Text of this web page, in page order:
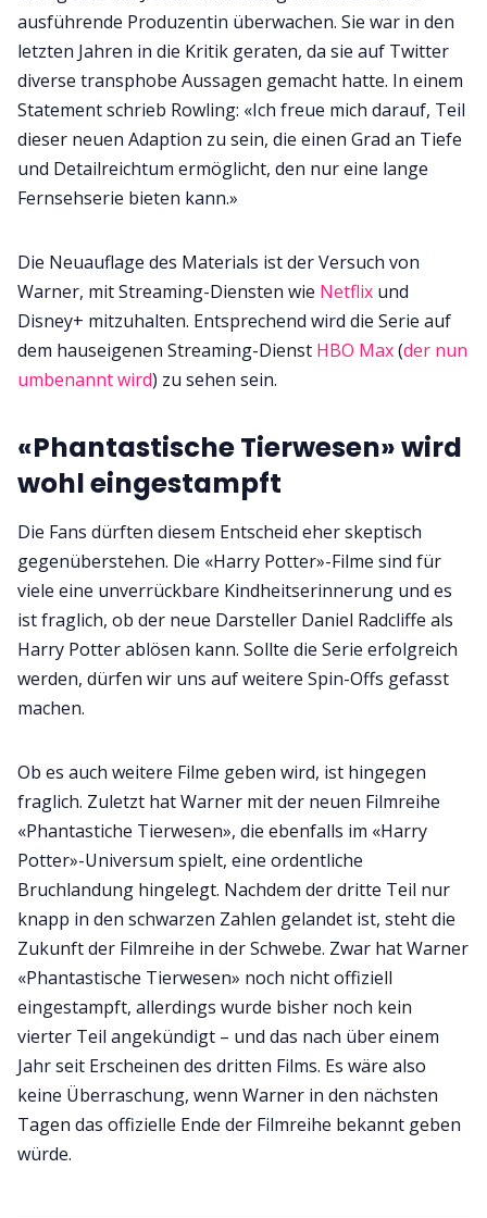
ausführende Produzentin überwachen. Sie war in den
letzten Jahren in die Kritik geraten, da sie auf Twitter
diverse transphobe Aussagen gemacht hatte. In einem
Statement schrieb Rowling: «Ich freue mich darauf, Teil
dieser neuen Adaption zu sein, die einen Grad an Tiefe
und Detailreichtum ermöglicht, den nur eine lange
Fernsehserie bieten kann.»
Die Neuauflage des Materials ist der Versuch von
Warner, mit Streaming-Diensten wie Netflix und
Disney+ mitzuhalten. Entsprechend wird die Serie auf
dem hauseigenen Streaming-Dienst HBO Max(der nun
umbenannt wird) zu sehen sein.
«Phantastische Tierwesen» wird
wohl eingestampft
Die Fans dürften diesem Entscheid eher skeptisch
gegenüberstehen. Die «Harry Potter»-Filme sind für
viele eine unverrückbare Kindheitserinnerung und es
ist fraglich, ob der neue Darsteller Daniel Radcliffe als
Harry Potter ablösen kann. Sollte die Serie erfolgreich
werden, dürfen wir uns auf weitere Spin-Offs gefasst
machen.
Ob es auch weitere Filme geben wird, ist hingegen
fraglich. Zuletzt hat Warner mit der neuen Filmreihe
«Phantastiche Tierwesen», die ebenfalls im «Harry
Potter»-Universum spielt, eine ordentliche
Bruchlandung hingelegt. Nachdem der dritte Teil nur
knapp in den schwarzen Zahlen gelandet ist, steht die
Zukunft der Filmreihe in der Schwebe. Zwar hat Warner
«Phantastische Tierwesen» noch nicht offiziell
eingestampft, allerdings wurde bisher noch kein
vierter Teil angekündigt – und das nach über einem
Jahr seit Erscheinen des dritten Films. Es wäre also
keine Überraschung, wenn Warner in den nächsten
Tagen das offizielle Ende der Filmreihe bekannt geben
würde.